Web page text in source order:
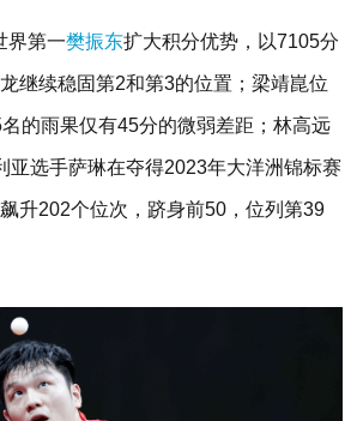
界第一樊振东扩大积分优势，以7105分
继续稳固第2和第3的位置； 梁靖崑位
的雨果仅有45分的微弱差距； 林高远
亚选手萨琳在夺得2023年大洋洲锦标赛
升202个位次，跻身前50，位列第39